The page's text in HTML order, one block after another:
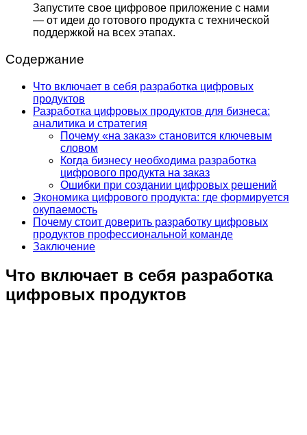
Запустите свое цифровое приложение с нами
— от идеи до готового продукта с технической
поддержкой на всех этапах.
Содержание
Что включает в себя разработка цифровых
продуктов
Разработка цифровых продуктов для бизнеса:
аналитика и стратегия
Почему «на заказ» становится ключевым
словом
Когда бизнесу необходима разработка
цифрового продукта на заказ
Ошибки при создании цифровых решений
Экономика цифрового продукта: где формируется
окупаемость
Почему стоит доверить разработку цифровых
продуктов профессиональной команде
Заключение
Что включает в себя разработка
цифровых продуктов